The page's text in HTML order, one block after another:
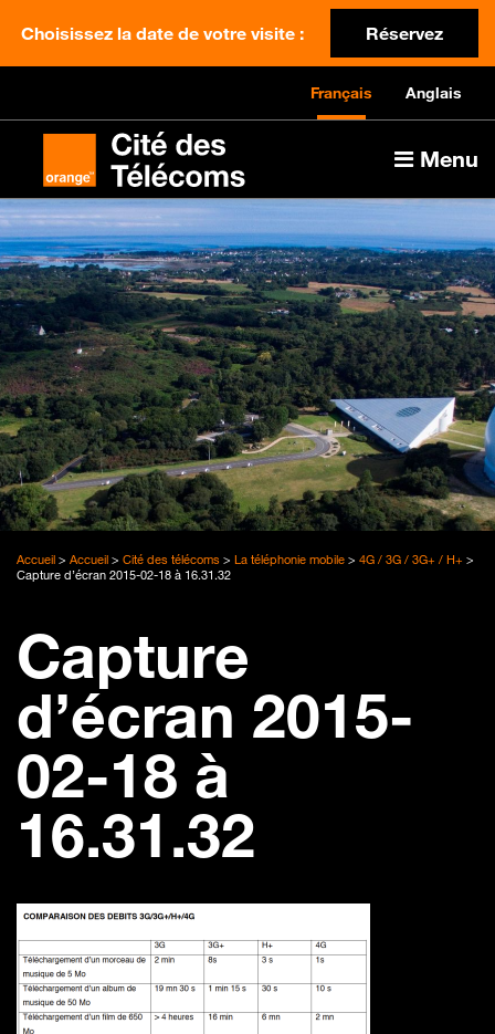
Choisissez la date de votre visite : Réservez
Français Anglais
Menu
Accueil > Accueil > Cité des télécoms > La téléphonie mobile > 4G / 3G / 3G+ / H+ >
Capture d’écran 2015-02-18 à 16.31.32
Capture
d’écran 2015-
02-18 à
16.31.32